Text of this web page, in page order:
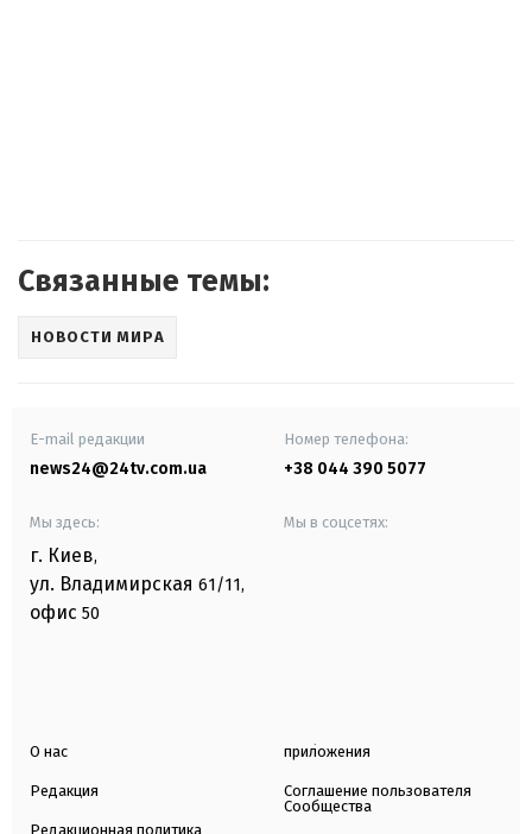
Связанные темы:
НОВОСТИ МИРА
E-mail редакции
news24@24tv.com.ua
Номер телефона:
+38 044 390 5077
Мы здесь:
г. Киев,
ул. Владимирская 61/11,
офис 50
Мы в соцсетях:
О нас
Редакция
Редакционная политика
приложения
Соглашение пользователя
Сообщества